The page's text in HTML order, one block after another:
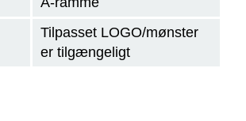
Tilpasset LOGO/mønster
er tilgængeligt